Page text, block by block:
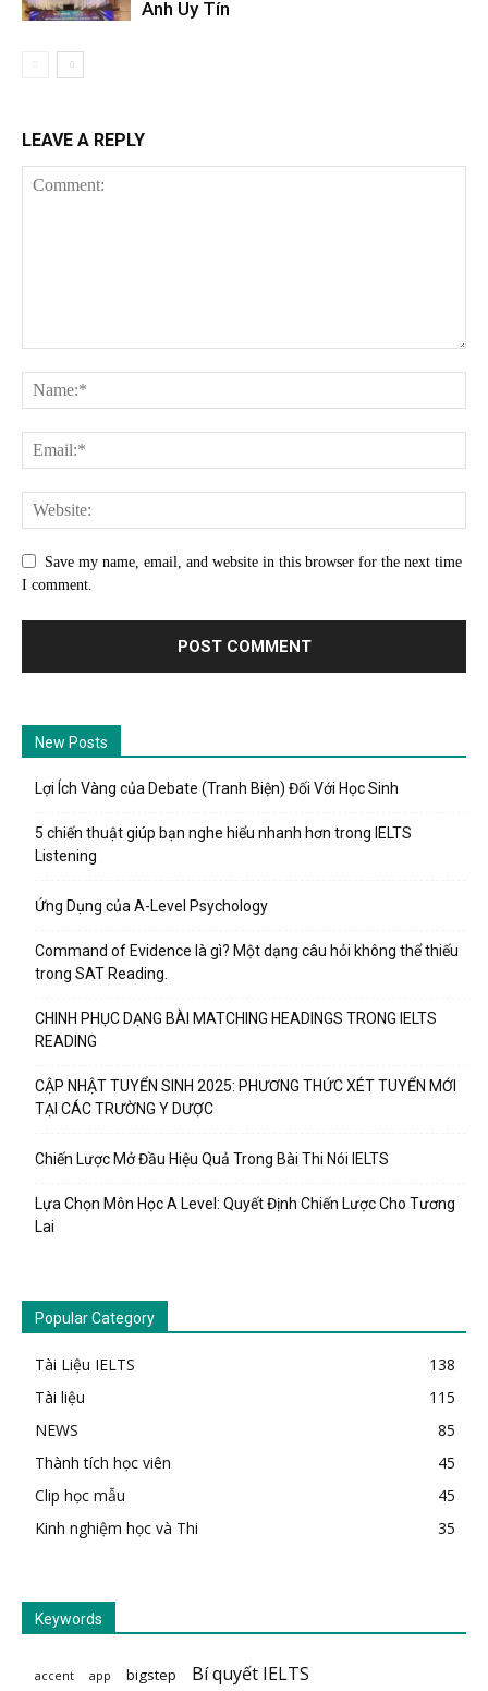
Anh Uy Tín
LEAVE A REPLY
Save my name, email, and website in this browser for the next time
I comment.
New Posts
Lợi Ích Vàng của Debate (Tranh Biện) Đối Với Học Sinh
5 chiến thuật giúp bạn nghe hiểu nhanh hơn trong IELTS
Listening
Ứng Dụng của A-Level Psychology
Command of Evidence là gì? Một dạng câu hỏi không thể thiếu
trong SAT Reading.
CHINH PHỤC DẠNG BÀI MATCHING HEADINGS TRONG IELTS
READING
CẬP NHẬT TUYỂN SINH 2025: PHƯƠNG THỨC XÉT TUYỂN MỚI
TẠI CÁC TRƯỜNG Y DƯỢC
Chiến Lược Mở Đầu Hiệu Quả Trong Bài Thi Nói IELTS
Lựa Chọn Môn Học A Level: Quyết Định Chiến Lược Cho Tương
Lai
Popular Category
Tài Liệu IELTS
138
Tài liệu
115
NEWS
85
Thành tích học viên
45
Clip học mẫu
45
Kinh nghiệm học và Thi
35
Keywords
accent app bigstep Bí quyết IELTS